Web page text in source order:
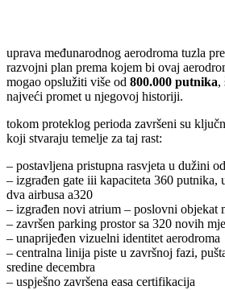
uprava međunarodnog aerodroma tuzla
razvojni plan prema kojem bi ovaj
mogao opslužiti više od 800.000 putnika,
najveći promet u njegovoj historiji.
tokom proteklog perioda završeni su
koji stvaraju temelje za taj rast:
– postavljena pristupna rasvjeta u dužini
– izgrađen gate iii kapaciteta 360 putnika,
dva airbusa a320
– izgrađen novi atrium – poslovni objekat
– završen parking prostor sa 320 novih
– unaprijeđen vizuelni identitet aerodroma
– centralna linija piste u završnoj fazi,
sredine decembra
– uspješno završena easa certifikacija